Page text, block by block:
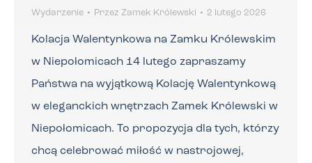
Wydarzenie Przez Zamek Królewski 2 lutego 2026
Kolacja Walentynkowa na Zamku Królewskim
w Niepołomicach 14 lutego zapraszamy
Państwa na wyjątkową Kolację Walentynkową
w eleganckich wnętrzach Zamek Królewski w
Niepołomicach. To propozycja dla tych, którzy
chcą celebrować miłość w nastrojowej,